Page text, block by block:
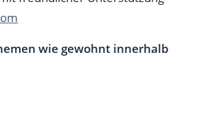
wie gewohnt innerhalb